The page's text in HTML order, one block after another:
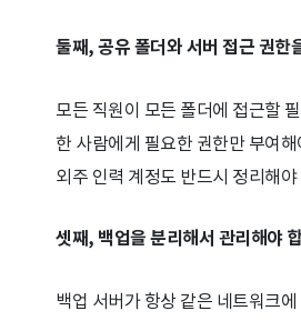
둘째, 공유 폴더와 서버 접근 권한
모든 직원이 모든 폴더에 접근할
한 사람에게 필요한 권한만 부여
외주 인력 계정도 반드시 정리해야
셋째, 백업을 분리해서 관리해야
백업 서버가 항상 같은 네트워크